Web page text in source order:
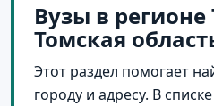
Вузы в регионе
Томская
Этот раздел помогает
городу и адресу. В